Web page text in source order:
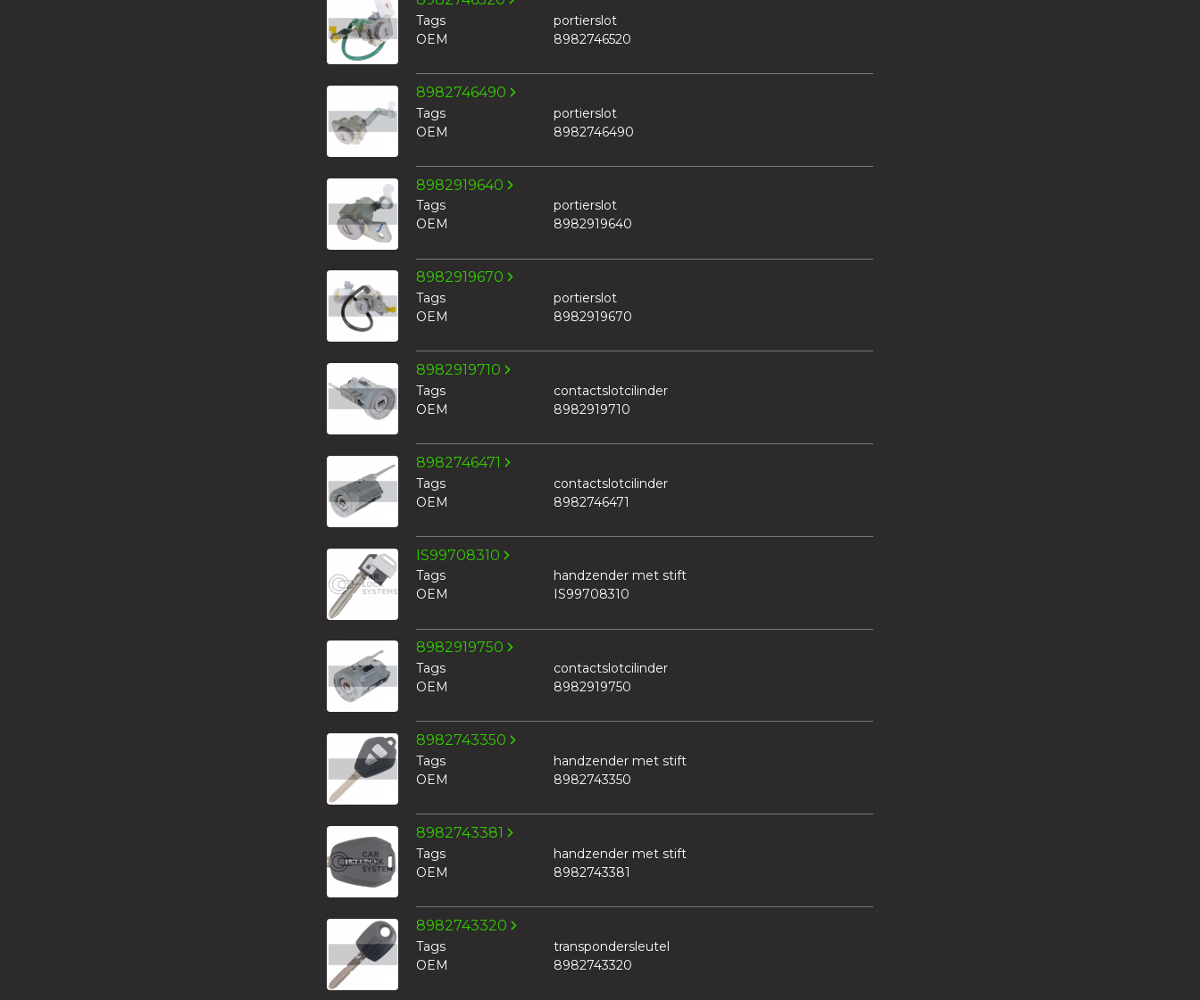
Tags
portierslot
OEM
8982746520
8982746490
Tags
portierslot
OEM
8982746490
8982919640
Tags
portierslot
OEM
8982919640
8982919670
Tags
portierslot
OEM
8982919670
8982919710
Tags
contactslotcilinder
OEM
8982919710
8982746471
Tags
contactslotcilinder
OEM
8982746471
IS99708310
Tags
handzender met stift
OEM
IS99708310
8982919750
Tags
contactslotcilinder
OEM
8982919750
8982743350
Tags
handzender met stift
OEM
8982743350
8982743381
Tags
handzender met stift
OEM
8982743381
8982743320
Tags
transpondersleutel
OEM
8982743320